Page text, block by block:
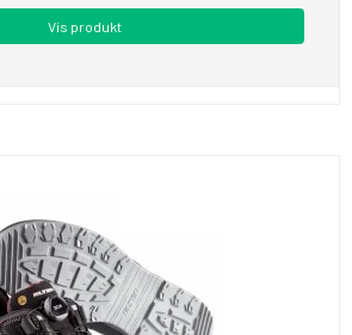
Vis produkt